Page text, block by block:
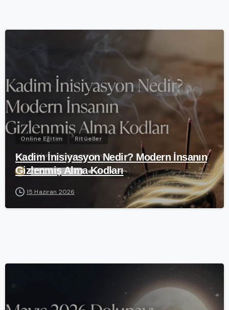
Online Eğitim Ritüeller
Kadim İnisiyasyon Nedir? Modern İnsanın
Gizlenmiş Alma Kodları
15 Haziran 2026